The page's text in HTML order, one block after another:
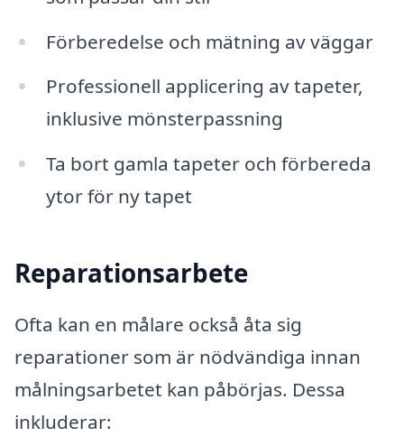
Förberedelse och mätning av väggar
Professionell applicering av tapeter,
inklusive mönsterpassning
Ta bort gamla tapeter och förbereda
ytor för ny tapet
Reparationsarbete
Ofta kan en målare också åta sig
reparationer som är nödvändiga innan
målningsarbetet kan påbörjas. Dessa
inkluderar: